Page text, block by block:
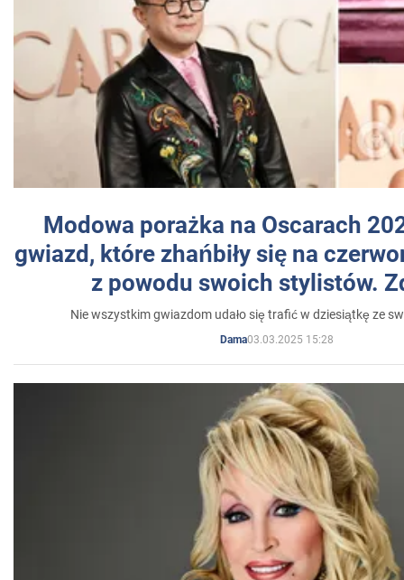
Modowa porażka na Oscarach
gwiazd, które zhańbiły się na
z powodu swoich stylistów.
Nie wszystkim gwiazdom udało się trafić w dziesiątkę ze
Dama03.03.2025 15:28